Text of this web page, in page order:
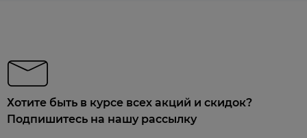
Хотите быть в курсе всех акций и скидок?
Подпишитесь на нашу рассылку